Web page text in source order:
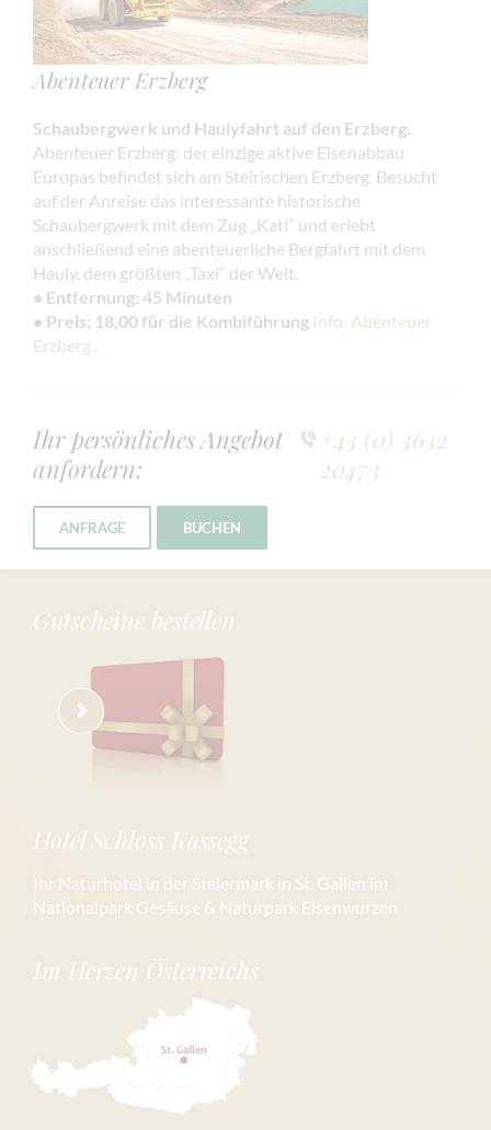
Abenteuer Erzberg
Schaubergwerk und Haulyfahrt auf den Erzberg:
Abenteuer Erzberg: der einzige aktive Eisenabbau
Europas befindet sich am Steirischen Erzberg. Besucht
auf der Anreise das interessante historische
Schaubergwerk mit dem Zug „Katl“ und erlebt
anschließend eine abenteuerliche Bergfahrt mit dem
Hauly, dem größten „Taxi“ der Welt.
• Entfernung: 45 Minuten
• Preis; 18,00 für die Kombiführung Info: Abenteuer
Erzberg .
Ihr persönliches Angebot
anfordern:
+43 (0) 3632
20473
ANFRAGE BUCHEN
Gutscheine bestellen
Hotel Schloss Kassegg
Ihr Naturhotel in der Steiermark in St. Gallen im
Nationalpark Gesäuse & Naturpark Eisenwurzen
Im Herzen Österreichs